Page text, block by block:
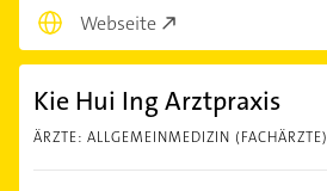
Webseite
Kie Hui Ing Arztpraxis
ÄRZTE: ALLGEMEINMEDIZIN (FACHÄRZTE)